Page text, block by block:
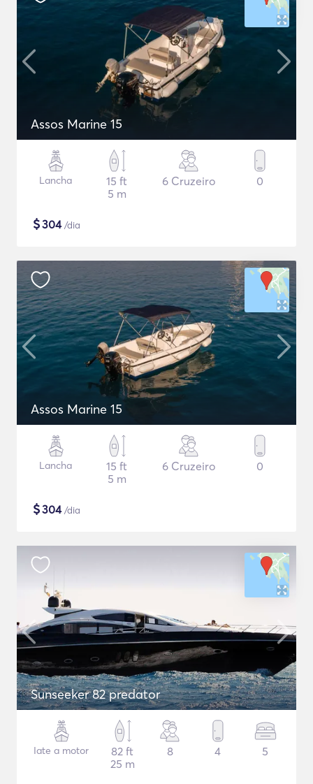
Assos Marine 15
Lancha
15 ft
5 m
6 Cruzeiro 0
$304/dia
Assos Marine 15
Lancha
15 ft
5 m
6 Cruzeiro 0
$304/dia
Sunseeker 82 predator
Iate a motor
82 ft
25 m
8 4 5